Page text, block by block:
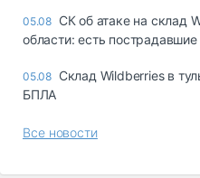
05.08 СК об атаке на склад
области: есть пострадавшие
05.08 Склад Wildberries в
БПЛА
Все новости